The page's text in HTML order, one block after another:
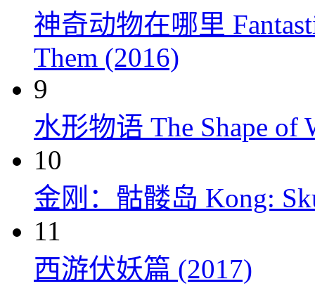
神奇动物在哪里
Them (2016)
9
水形物语 The Shape of
10
金刚：骷髅岛 Kong:
11
西游伏妖篇 (2017)